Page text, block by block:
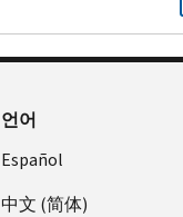
언어
Español
中文 (简体)